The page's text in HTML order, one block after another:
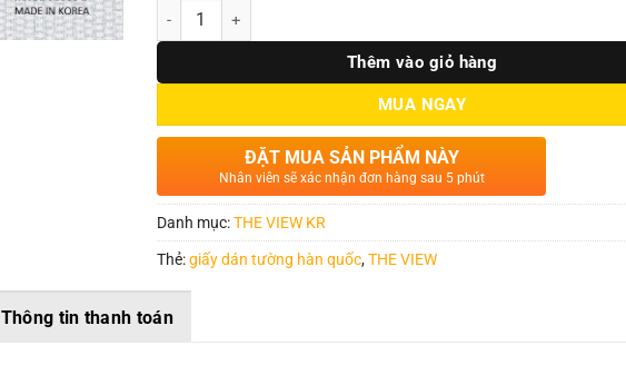
Số lượng
Thêm vào giỏ hàng
MUA NGAY
ĐẶT MUA SẢN PHẨM NÀY
Nhân viên sẽ xác nhận đơn hàng sau 5 phút
Danh mục:THE VIEW KR
Thẻ:giấy dán tường hàn quốc,THE VIEW
Thông tin thanh toán